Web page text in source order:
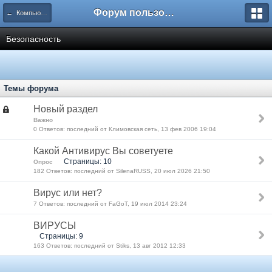
← Компьютеры Форум пользователей ООО "Климовская сеть"
Безопасность
Темы форума
Новый раздел
Важно
0 Ответов: последний от Климовская сеть, 13 фев 2006 19:04
Какой Антивирус Вы советуете
Опрос Страницы: 10
182 Ответов: последний от SilenaRUSS, 20 июл 2026 21:50
Вирус или нет?
7 Ответов: последний от FaGoT, 19 июл 2014 23:24
ВИРУСЫ
Страницы: 9
163 Ответов: последний от Stiks, 13 авг 2012 12:33